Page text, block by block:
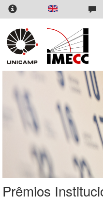
Pular
para
conteúdo
principal
Prêmios